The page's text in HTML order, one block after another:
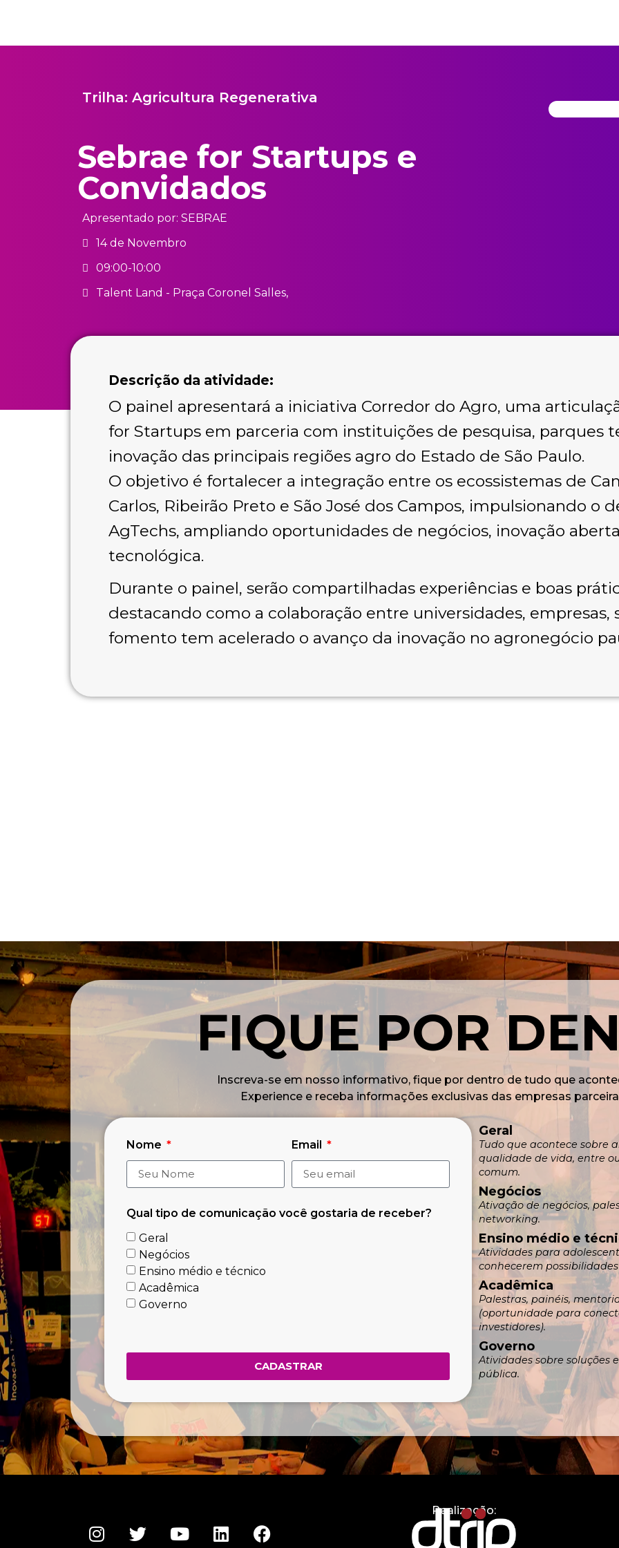
Trilha: Agricultura Regenerativa
Sebrae for Startups e
Convidados
Apresentado por: SEBRAE
14 de Novembro
09:00-10:00
Talent Land - Praça Coronel Salles,
Descrição da atividade:
O painel apresentará a iniciativa Corredor do Agro, uma
for Startups em parceria com instituições de pesquisa, parques
inovação das principais regiões agro do Estado de São Paulo.
O objetivo é fortalecer a integração entre os ecossistemas de
Carlos, Ribeirão Preto e São José dos Campos, impulsionando o
AgTechs, ampliando oportunidades de negócios, inovação
tecnológica.
Durante o painel, serão compartilhadas experiências e boas
destacando como a colaboração entre universidades,
fomento tem acelerado o avanço da inovação no agronegócio
FIQUE POR
Inscreva-se em nosso informativo, fique por dentro de tudo que
Experience e receba informações exclusivas das empresas
Geral
Tudo que acontece sobre
qualidade de vida, entre
comum.
Negócios
Ativação de negócios,
networking.
Ensino médio e
Atividades para
conhecerem
Acadêmica
Palestras, painéis,
(oportunidade para
investidores).
Governo
Atividades sobre soluções
pública.
Nome Email
Qual tipo de comunicação você gostaria de receber?
Geral
Negócios
Ensino médio e técnico
Acadêmica
Governo
CADASTRAR
Realização: